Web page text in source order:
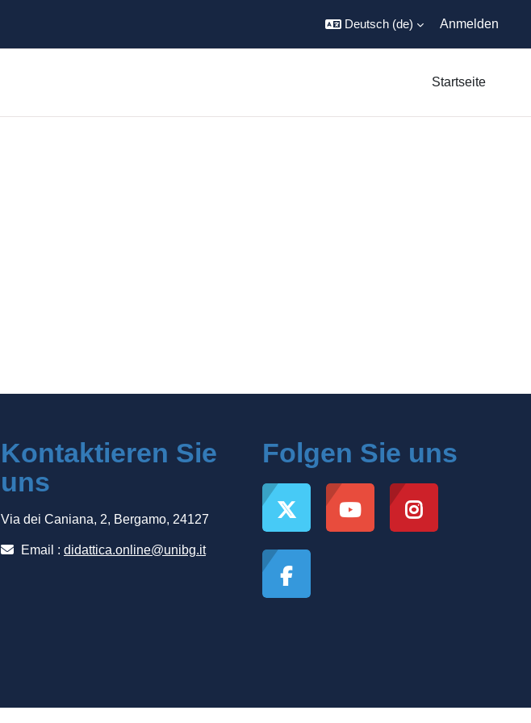
Deutsch ‎(de)‎ Anmelden
Startseite
Kontaktieren Sie
uns
Via dei Caniana, 2, Bergamo, 24127
Email : didattica.online@unibg.it
Folgen Sie uns